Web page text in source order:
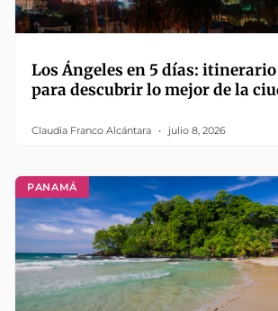
Los Ángeles en 5 días:
para descubrir lo mejor de la
Claudia Franco Alcántara julio 8, 2026
PANAMÁ